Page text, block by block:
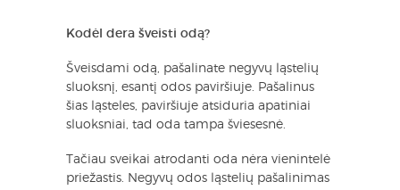
Kodėl dera šveisti odą?
Šveisdami odą, pašalinate negyvų ląstelių
sluoksnį, esantį odos paviršiuje. Pašalinus
šias ląsteles, paviršiuje atsiduria apatiniai
sluoksniai, tad oda tampa šviesesnė.
Tačiau sveikai atrodanti oda nėra vienintelė
priežastis. Negyvų odos ląstelių pašalinimas